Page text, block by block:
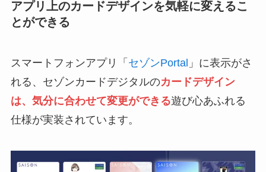
アプリ上のカードデザインを気軽に変えるこ
とができる
スマートフォンアプリ「 セゾンPortal 」に表示がさ
れる、セゾンカードデジタルのカードデザイン
は、気分に合わせて変更ができる遊び心あふれる
仕様が実装されています。